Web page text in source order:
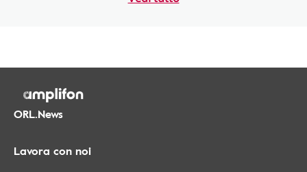
ORL.News
Lavora con noi